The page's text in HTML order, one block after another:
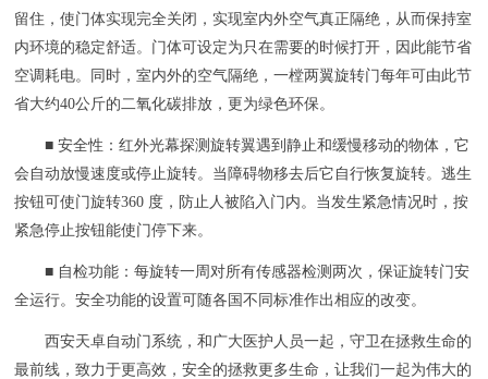
留住，使门体实现完全关闭，实现室内外空气真正隔绝，从而保持室
内环境的稳定舒适。门体可设定为只在需要的时候打开，因此能节省
空调耗电。同时，室内外的空气隔绝，一樘两翼旋转门每年可由此节
省大约40公斤的二氧化碳排放，更为绿色环保。
■ 安全性：红外光幕探测旋转翼遇到静止和缓慢移动的物体，它
会自动放慢速度或停止旋转。当障碍物移去后它自行恢复旋转。逃生
按钮可使门旋转360 度，防止人被陷入门内。当发生紧急情况时，按
紧急停止按钮能使门停下来。
■ 自检功能：每旋转一周对所有传感器检测两次，保证旋转门安
全运行。安全功能的设置可随各国不同标准作出相应的改变。
西安天卓自动门系统，和广大医护人员一起，守卫在拯救生命的
最前线，致力于更高效，安全的拯救更多生命，让我们一起为伟大的